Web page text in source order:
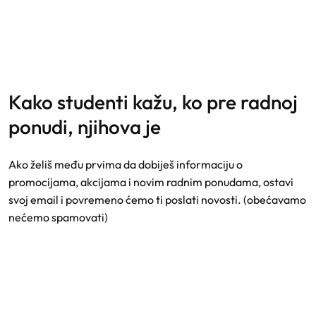
kako studenti kažu, ko pre radnoj
ponudi, njihova je
Ako želiš među prvima da dobiješ informaciju o
promocijama, akcijama i novim radnim ponudama, ostavi
svoj email i povremeno ćemo ti poslati novosti. (obećavamo
nećemo spamovati)